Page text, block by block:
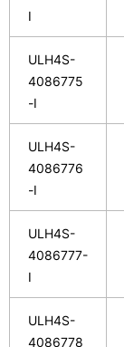
I
ULH4S-
4086775
-I
ULH4S-
4086776
-I
ULH4S-
4086777-
I
ULH4S-
4086778